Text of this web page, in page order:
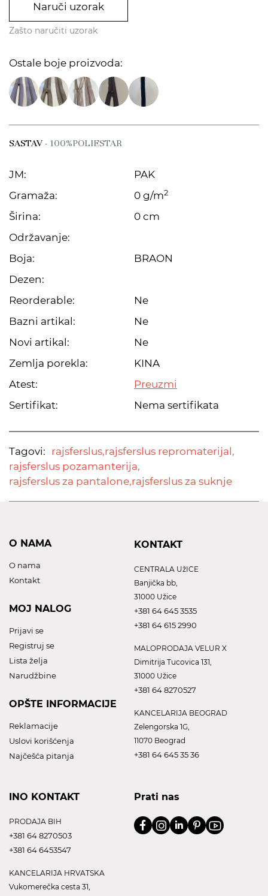
Naruči uzorak
Zašto naručiti uzorak
Ostale boje proizvoda:
SASTAV- 100%POLIESTAR
JM:
PAK
Gramaža:
0 g/m2
Širina:
0 cm
Održavanje:
Boja:
BRAON
Dezen:
Reorderable:
Ne
Bazni artikal:
Ne
Novi artikal:
Ne
Zemlja porekla:
KINA
Atest:
Preuzmi
Sertifikat:
Nema sertifikata
Tagovi: rajsferslus,rajsferslus repromaterijal,
rajsferslus pozamanterija,
rajsferslus za pantalone,rajsferslus za suknje
O NAMA
O nama
Kontakt
MOJ NALOG
Prijavi se
Registruj se
Lista želja
Narudžbine
OPŠTE INFORMACIJE
Reklamacije
Uslovi korišćenja
Najčešća pitanja
KONTAKT
CENTRALA UžICE
Banjička bb,
31000 Užice
+381 64 645 3535
+381 64 615 2990
MALOPRODAJA VELUR X
Dimitrija Tucovica 131,
31000 Užice
+381 64 8270527
KANCELARIJA BEOGRAD
Zelengorska 1G,
11070 Beograd
+381 64 645 35 36
INO KONTAKT
PRODAJA BIH
+381 64 8270503
+381 64 6453547
KANCELARIJA HRVATSKA
Vukomerečka cesta 31,
Prati nas